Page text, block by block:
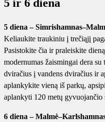
5 ir 6 diena
5 diena –
Keliaukite traukiniu į trečiąjį
Pasistokite čia ir praleiskite
modernumas žaismingai dera
dviračius į vandens dviračius ir
aplankykite vieną iš parkų,
aplankyti 120 metų
6 diena –